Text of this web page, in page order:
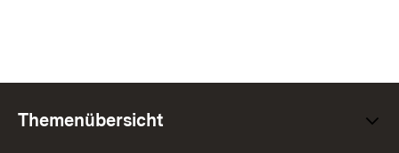
Themenübersicht